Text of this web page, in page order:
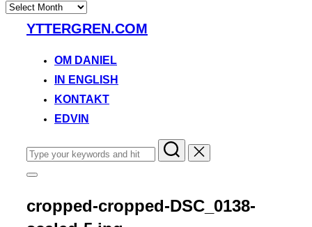
Arkiv
YTTERGREN.COM
OM DANIEL
IN ENGLISH
KONTAKT
EDVIN
Search
for:
Toggle
navigation
cropped-cropped-DSC_0138-